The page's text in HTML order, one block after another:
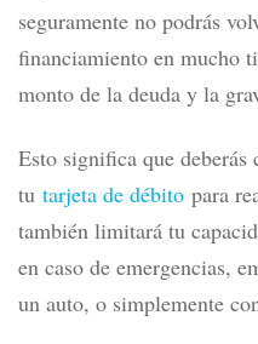
seguramente no podrás
financiamiento en mucho
monto de la deuda y la
Esto significa que deberás
tu tarjeta de débito para
también limitará tu
en caso de emergencias,
un auto, o simplemente